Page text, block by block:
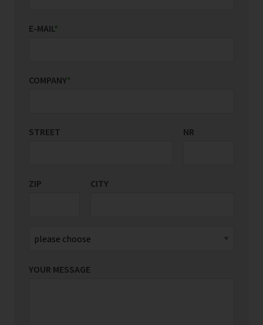
E-MAIL*
COMPANY*
STREET NR
ZIP CITY
COUNTRY/REGION
YOUR MESSAGE